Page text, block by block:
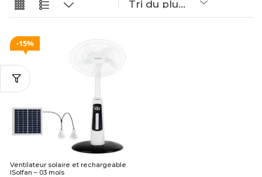
15%
Ventilateur solaire et rechargeable
ISolfan – 03 mois